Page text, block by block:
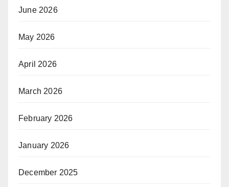
June 2026
May 2026
April 2026
March 2026
February 2026
January 2026
December 2025